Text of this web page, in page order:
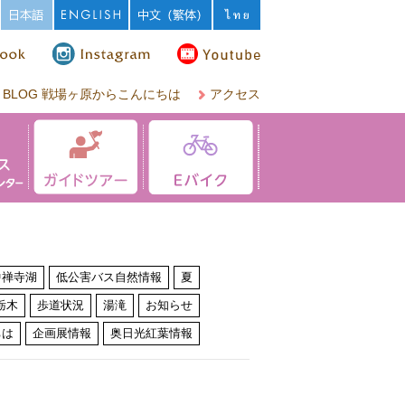
BLOG 戦場ヶ原からこんにちは アクセス
寺湖 低公害バス自然情報 夏
木 歩道状況 湯滝 お知らせ
企画展情報 奥日光紅葉情報